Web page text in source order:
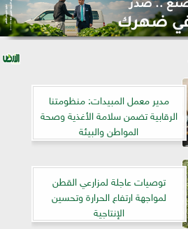
مدير معمل المبيدات: منظومتنا
الرقابية تضمن سلامة الأغذية وصحة
المواطن والبيئة
توصيات عاجلة لمزارعي القطن
لمواجهة ارتفاع الحرارة وتحسين
الإنتاجية